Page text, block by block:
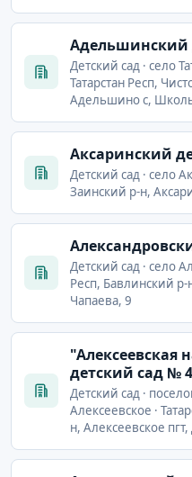
Адельшинский
Детский сад · село
Татарстан Респ,
Адельшино с,
Аксаринский
Детский сад · село
Заинский р-н,
Детский сад · село
Респ, Бавлинский р-
Чапаева, 9
"Алексеевская
детский сад № 4
Детский сад ·
Алексеевское ·
н, Алексеевское